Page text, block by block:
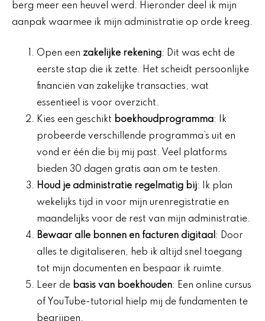
berg meer een heuvel werd. Hieronder deel ik mijn
aanpak waarmee ik mijn administratie op orde kreeg.
Open een zakelijke rekening: Dit was echt de
eerste stap die ik zette. Het scheidt persoonlijke
financiën van zakelijke transacties, wat
essentieel is voor overzicht.
Kies een geschikt boekhoudprogramma: Ik
probeerde verschillende programma’s uit en
vond er één die bij mij past. Veel platforms
bieden 30 dagen gratis aan om te testen.
Houd je administratie regelmatig bij: Ik plan
wekelijks tijd in voor mijn urenregistratie en
maandelijks voor de rest van mijn administratie.
Bewaar alle bonnen en facturen digitaal : Door
alles te digitaliseren, heb ik altijd snel toegang
tot mijn documenten en bespaar ik ruimte.
Leer de basis van boekhouden: Een online cursus
of YouTube-tutorial hielp mij de fundamenten te
begrijpen.